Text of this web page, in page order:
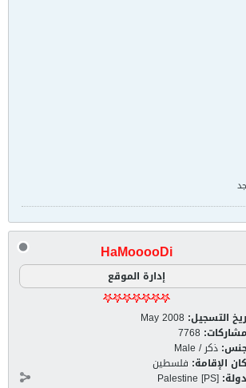
HaMooooDi
إدارة الموقع
التسجيل: May 2008
7768
ذكر / Male
الإقامة: فلسطين
Palestine [PS]